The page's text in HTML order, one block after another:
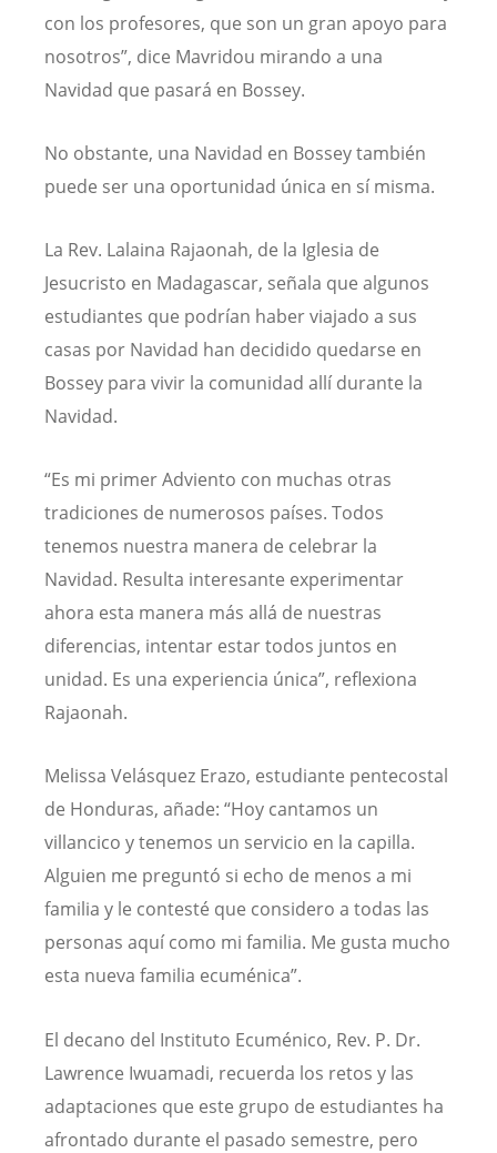
con los profesores, que son un gran apoyo para
nosotros”, dice Mavridou mirando a una
Navidad que pasará en Bossey.
No obstante, una Navidad en Bossey también
puede ser una oportunidad única en sí misma.
La Rev. Lalaina Rajaonah, de la Iglesia de
Jesucristo en Madagascar, señala que algunos
estudiantes que podrían haber viajado a sus
casas por Navidad han decidido quedarse en
Bossey para vivir la comunidad allí durante la
Navidad.
“Es mi primer Adviento con muchas otras
tradiciones de numerosos países. Todos
tenemos nuestra manera de celebrar la
Navidad. Resulta interesante experimentar
ahora esta manera más allá de nuestras
diferencias, intentar estar todos juntos en
unidad. Es una experiencia única”, reflexiona
Rajaonah.
Melissa Velásquez Erazo, estudiante pentecostal
de Honduras, añade: “Hoy cantamos un
villancico y tenemos un servicio en la capilla.
Alguien me preguntó si echo de menos a mi
familia y le contesté que considero a todas las
personas aquí como mi familia. Me gusta mucho
esta nueva familia ecuménica”.
El decano del Instituto Ecuménico, Rev. P. Dr.
Lawrence Iwuamadi, recuerda los retos y las
adaptaciones que este grupo de estudiantes ha
afrontado durante el pasado semestre, pero